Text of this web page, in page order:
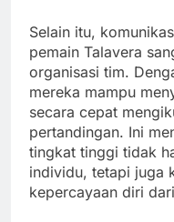
Selain itu,
pemain Talavera
organisasi tim.
mereka mampu
secara cepat
pertandingan. Ini
tingkat tinggi tidak
individu, tetapi juga
kepercayaan diri